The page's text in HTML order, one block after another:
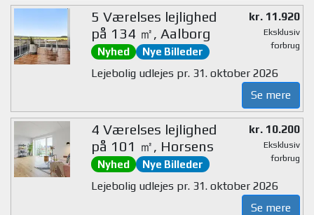
5 Værelses lejlighed
på 134 ㎡, Aalborg
Nyhed Nye Billeder
kr. 11.920
Eksklusiv
forbrug
Lejebolig udlejes pr. 31. oktober 2026
Se mere
4 Værelses lejlighed
på 101 ㎡, Horsens
Nyhed Nye Billeder
kr. 10.200
Eksklusiv
forbrug
Lejebolig udlejes pr. 31. oktober 2026
Se mere